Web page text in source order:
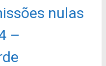
nulas
–